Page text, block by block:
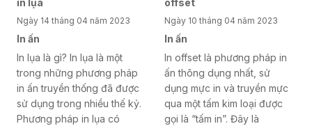
Ngày 14 tháng 04 năm 2023
In ấn
In lụa là gì? In lụa là một
trong những phương pháp
in ấn truyền thống đã được
sử dụng trong nhiều thế kỷ.
Phương pháp in lụa có
Ngày 10 tháng 04 năm 2023
In ấn
In offset là phương pháp in
ấn thông dụng nhất, sử
dụng mực in và truyền mực
qua một tấm kim loại được
gọi là “tấm in”. Đây là